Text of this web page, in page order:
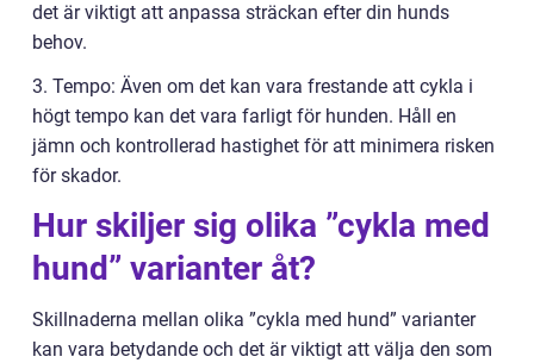
det är viktigt att anpassa sträckan efter din hunds
behov.
3. Tempo: Även om det kan vara frestande att cykla i
högt tempo kan det vara farligt för hunden. Håll en
jämn och kontrollerad hastighet för att minimera risken
för skador.
Hur skiljer sig olika ”cykla med
hund” varianter åt?
Skillnaderna mellan olika ”cykla med hund” varianter
kan vara betydande och det är viktigt att välja den som